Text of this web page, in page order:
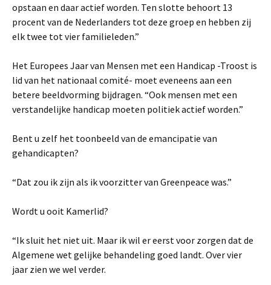
opstaan en daar actief worden. Ten slotte behoort 13
procent van de Nederlanders tot deze groep en hebben zij
elk twee tot vier familieleden.”
Het Europees Jaar van Mensen met een Handicap -Troost is
lid van het nationaal comité- moet eveneens aan een
betere beeldvorming bijdragen. “Ook mensen met een
verstandelijke handicap moeten politiek actief worden.”
Bent u zelf het toonbeeld van de emancipatie van
gehandicapten?
“Dat zou ik zijn als ik voorzitter van Greenpeace was.”
Wordt u ooit Kamerlid?
“Ik sluit het niet uit. Maar ik wil er eerst voor zorgen dat de
Algemene wet gelijke behandeling goed landt. Over vier
jaar zien we wel verder.